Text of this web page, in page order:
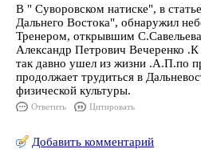
В " Суворовском натиске", в
Дальнего Востока", обнаружил
Тренером, открывшим
Александр Петрович Вечеренко
так давно ушел из жизни .А.П.по
продолжает трудиться в
физической культуры.
Ответить Цитировать
Добавить комментарий